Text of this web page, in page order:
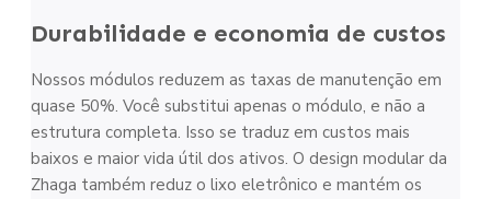
Durabilidade e economia de custos
Nossos módulos reduzem as taxas de manutenção em
quase 50%. Você substitui apenas o módulo, e não a
estrutura completa. Isso se traduz em custos mais
baixos e maior vida útil dos ativos. O design modular da
Zhaga também reduz o lixo eletrônico e mantém os